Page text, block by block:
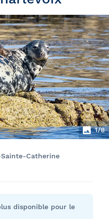
Catherine
1/8
disponible pour le